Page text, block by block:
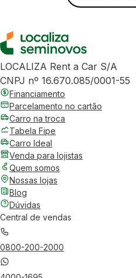
LOCALIZA Rent a Car S/A
CNPJ nº 16.670.085/0001-55
Financiamento
Parcelamento no cartão
Carro na troca
Tabela Fipe
Carro Ideal
Venda para lojistas
Quem somos
Nossas lojas
Blog
Dúvidas
Central de vendas
0800-200-2000